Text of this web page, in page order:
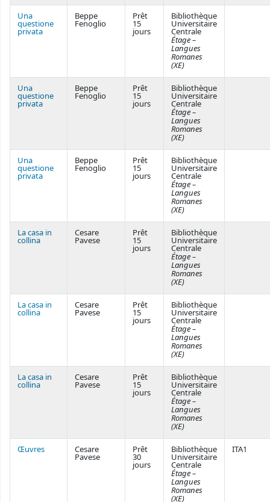
Una
questione
privata
Beppe
Fenoglio
Prêt
15
jours
Bibliothèque
Universitaire
Centrale
Étage –
Langues
Romanes
(XE)
Una
questione
privata
Beppe
Fenoglio
Prêt
15
jours
Bibliothèque
Universitaire
Centrale
Étage –
Langues
Romanes
(XE)
Una
questione
privata
Beppe
Fenoglio
Prêt
15
jours
Bibliothèque
Universitaire
Centrale
Étage –
Langues
Romanes
(XE)
La casa in
collina
Cesare
Pavese
Prêt
15
jours
Bibliothèque
Universitaire
Centrale
Étage –
Langues
Romanes
(XE)
La casa in
collina
Cesare
Pavese
Prêt
15
jours
Bibliothèque
Universitaire
Centrale
Étage –
Langues
Romanes
(XE)
La casa in
collina
Cesare
Pavese
Prêt
15
jours
Bibliothèque
Universitaire
Centrale
Étage –
Langues
Romanes
(XE)
Œuvres Cesare
Pavese
Prêt
30
jours
Bibliothèque
Universitaire
Centrale
Étage –
Langues
Romanes
(XE)
ITA1